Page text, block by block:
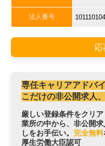
法人番号
応
専任キャリアアドバ
こだけの非公開求人
厳しい登録条件をクリ
業所の中から、非公開
しをお手伝い。 完全無料
厚生労働大臣認可